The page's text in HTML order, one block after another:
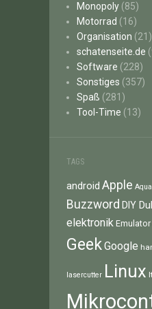
Monopoly (85)
Motorrad (16)
Organisation (21)
schatenseite.de
Software (228)
Sonstiges (357)
Spaß (281)
Tool-Time (13)
TAGS
android Apple
Buzzword DIY
elektronik Emulator
GeekGoogle
lasercutter Linux